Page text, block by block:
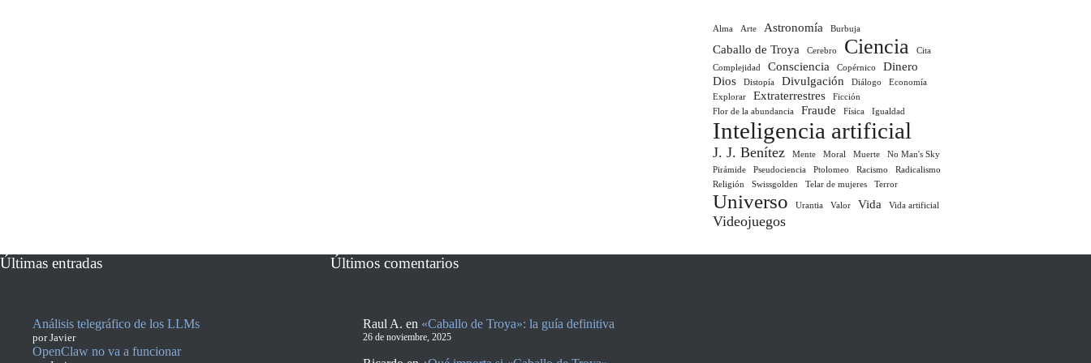
Alma Arte Astronomía Burbuja
Caballo de Troya Cerebro Ciencia
Cita
Complejidad
Consciencia Copérnico
Dinero
Dios
Distopía Divulgación Diálogo
Economía
Explorar
Extraterrestres
Ficción
Flor de la abundancia
Fraude Física Igualdad
Inteligencia artificial
J. J. Benítez Mente Moral Muerte
No Man's Sky
Pirámide
Pseudociencia Ptolomeo Racismo
Radicalismo
Religión
Swissgolden Telar de mujeres Terror
Universo Urantia Valor Vida Vida artificial
Videojuegos
Últimas entradas
Análisis telegráfico de los LLMs
por Javier
OpenClaw no va a funcionar
Últimos comentarios
Raul A. en «Caballo de Troya»: la guía definitiva
26 de noviembre, 2025